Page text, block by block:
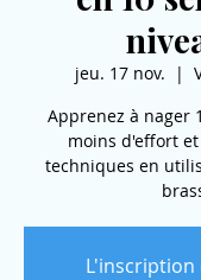
jeu. 17 nov.
  |
Apprenez à nager
moins d'effort
techniques en
L'inscription